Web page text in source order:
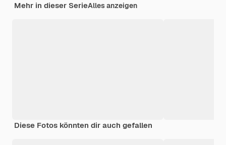
Mehr in dieser SerieAlles anzeigen
Diese Fotos könnten dir auch gefallen